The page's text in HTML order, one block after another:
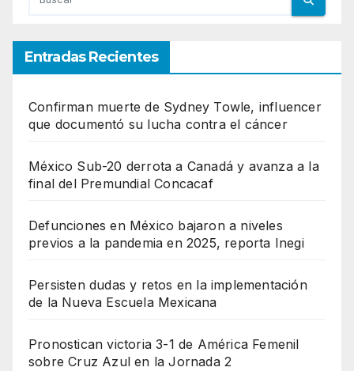
Entradas Recientes
Confirman muerte de Sydney Towle, influencer
que documentó su lucha contra el cáncer
México Sub-20 derrota a Canadá y avanza a la
final del Premundial Concacaf
Defunciones en México bajaron a niveles
previos a la pandemia en 2025, reporta Inegi
Persisten dudas y retos en la implementación
de la Nueva Escuela Mexicana
Pronostican victoria 3-1 de América Femenil
sobre Cruz Azul en la Jornada 2